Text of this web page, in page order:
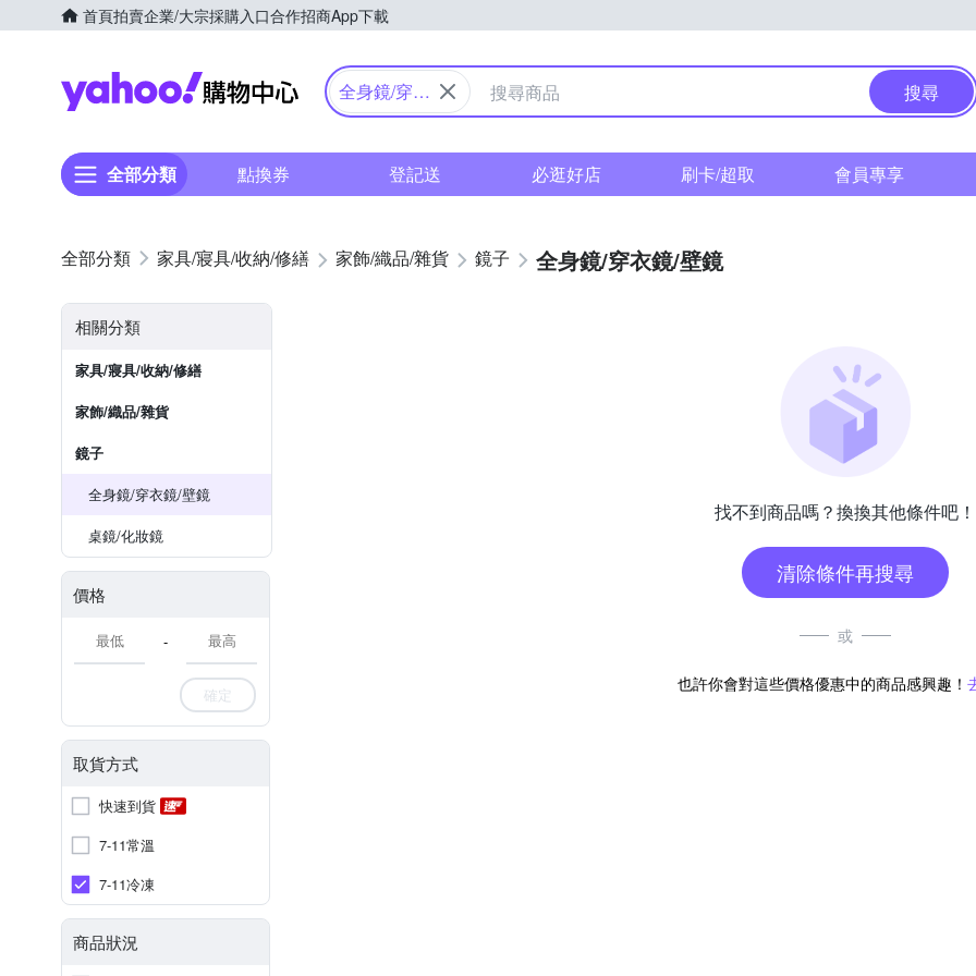
首頁拍賣企業/大宗採購入口合作招商App下載
Yahoo購物中心
全身鏡/穿衣
搜尋
全部分類 點換券 登記送 必逛好店 刷卡/超取 會員專享
家具/寢具/收納/修繕 家飾/織品/雜貨 鏡子 全身鏡/穿衣鏡/壁鏡
相關分類
家具/寢具/收納/修繕
家飾/織品/雜貨
鏡子
全身鏡/穿衣鏡/壁鏡
桌鏡/化妝鏡
價格
-
確定
取貨方式
快速到貨
7-11常溫
7-11冷凍
商品狀況
找不到商品嗎？換換其他條件吧！
清除條件再搜尋
或
也許你會對這些價格優惠中的商品感興趣！